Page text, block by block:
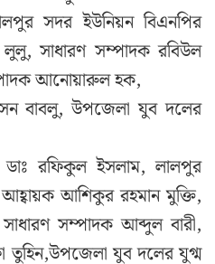
সদর ইউনিয়ন বিএনপির
সাধারণ সম্পাদক রবিউল
আনোয়ারুল হক,
বাবলু, উপজেলা যুব দলের
রফিকুল ইসলাম, লালপুর
আশিকুর রহমান মুক্তি,
সম্পাদক আব্দুল বারী,
তুহিন,উপজেলা যুব দলের যুগ্ম